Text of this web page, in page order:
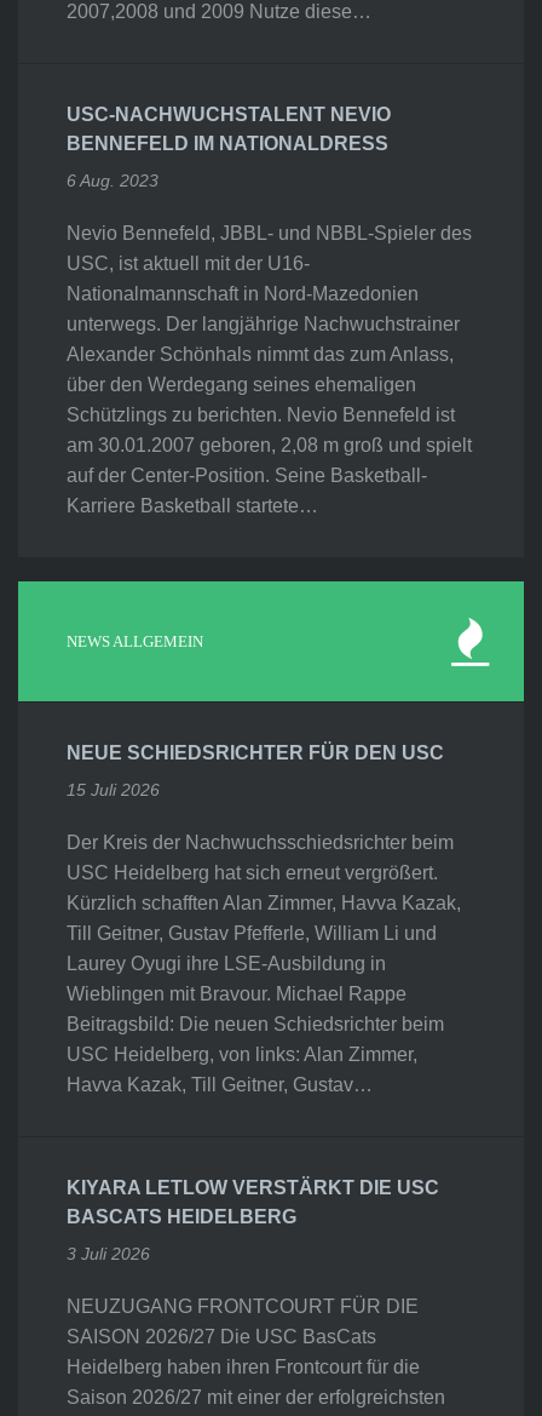
2007,2008 und 2009 Nutze diese…
USC-NACHWUCHSTALENT NEVIO
BENNEFELD IM NATIONALDRESS
6 Aug. 2023
Nevio Bennefeld, JBBL- und NBBL-Spieler des
USC, ist aktuell mit der U16-
Nationalmannschaft in Nord-Mazedonien
unterwegs. Der langjährige Nachwuchstrainer
Alexander Schönhals nimmt das zum Anlass,
über den Werdegang seines ehemaligen
Schützlings zu berichten. Nevio Bennefeld ist
am 30.01.2007 geboren, 2,08 m groß und spielt
auf der Center-Position. Seine Basketball-
Karriere Basketball startete…
NEWS ALLGEMEIN
NEUE SCHIEDSRICHTER FÜR DEN USC
15 Juli 2026
Der Kreis der Nachwuchsschiedsrichter beim
USC Heidelberg hat sich erneut vergrößert.
Kürzlich schafften Alan Zimmer, Havva Kazak,
Till Geitner, Gustav Pfefferle, William Li und
Laurey Oyugi ihre LSE-Ausbildung in
Wieblingen mit Bravour. Michael Rappe
Beitragsbild: Die neuen Schiedsrichter beim
USC Heidelberg, von links: Alan Zimmer,
Havva Kazak, Till Geitner, Gustav…
KIYARA LETLOW VERSTÄRKT DIE USC
BASCATS HEIDELBERG
3 Juli 2026
NEUZUGANG FRONTCOURT FÜR DIE
SAISON 2026/27 Die USC BasCats
Heidelberg haben ihren Frontcourt für die
Saison 2026/27 mit einer der erfolgreichsten